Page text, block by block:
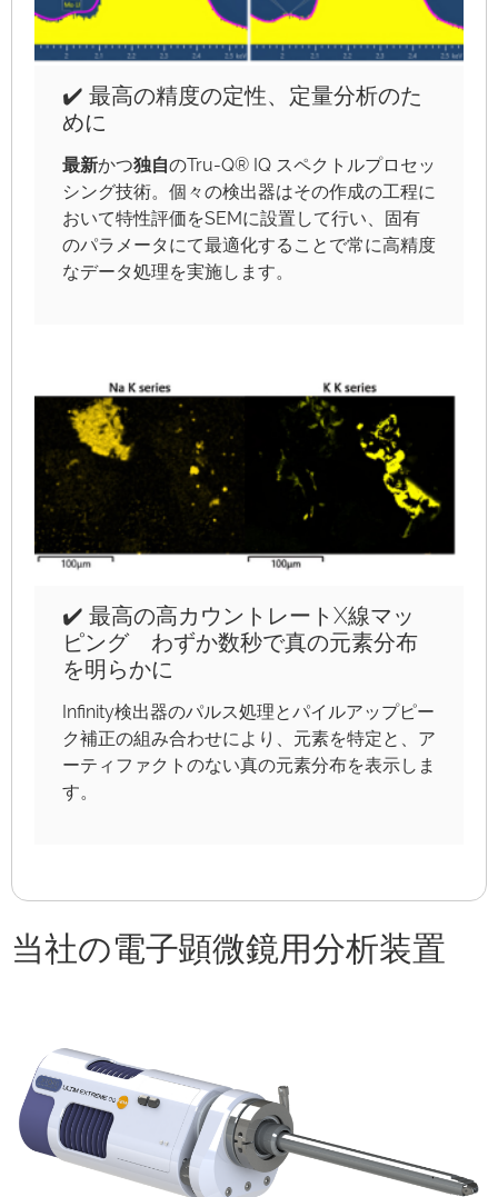
✔️ 最高の精度の定性、定量分析のた
めに
最新かつ独自のTru-Q® IQ スペクトルプロセッ
シング技術。個々の検出器はその作成の工程に
おいて特性評価をSEMに設置して行い、固有
のパラメータにて最適化することで常に高精度
なデータ処理を実施します。
✔️ 最高の高カウントレートX線マッ
ピング わずか数秒で真の元素分布
を明らかに
Infinity検出器のパルス処理とパイルアップピー
ク補正の組み合わせにより、元素を特定と、ア
ーティファクトのない真の元素分布を表示しま
す。
当社の電子顕微鏡用分析装置